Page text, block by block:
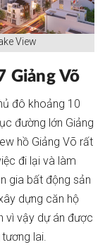
View
Giảng Võ
đô khoảng 10
đường lớn Giảng
hồ Giảng Võ rất
đi lại và làm
gia bất động sản
dựng căn hộ
vì vậy dự án được
lai.